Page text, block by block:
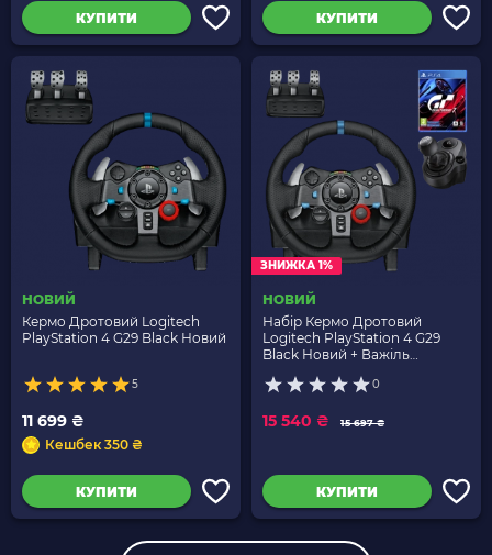
КУПИТИ КУПИТИ
НОВИЙ
Кермо Дротовий Logitech
PlayStation 4 G29 Black Новий
5
11 699 ₴
Кешбек 350 ₴
КУПИТИ
ЗНИЖКА 1%
НОВИЙ
Набір Кермо Дротовий
Logitech PlayStation 4 G29
Black Новий + Важіль
Driving Force Shifter + Гра
Російська Озвучка
0
15 697 ₴
15 540 ₴
КУПИТИ